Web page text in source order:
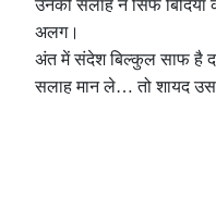
उनकी सलाह न सिर्फ
अलग।
अंत में संदेश बिल्कुल साफ है
सलाह मान ले… तो शायद